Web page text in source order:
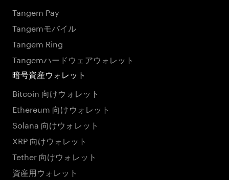
Tangem Pay
Tangemモバイル
Tangem Ring
Tangemハードウェアウォレット
暗号資産ウォレット
Bitcoin 向けウォレット
Ethereum 向けウォレット
Solana 向けウォレット
XRP 向けウォレット
Tether 向けウォレット
資産用ウォレット